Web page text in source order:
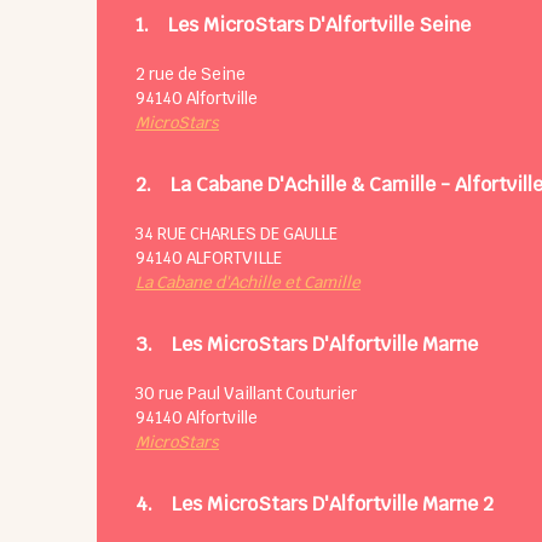
1. Les MicroStars D'Alfortville Seine
2 rue de Seine
94140 Alfortville
MicroStars
2. La Cabane D'Achille & Camille - Alfortville
34 RUE CHARLES DE GAULLE
94140 ALFORTVILLE
La Cabane d'Achille et Camille
3. Les MicroStars D'Alfortville Marne
30 rue Paul Vaillant Couturier
94140 Alfortville
MicroStars
4. Les MicroStars D'Alfortville Marne 2